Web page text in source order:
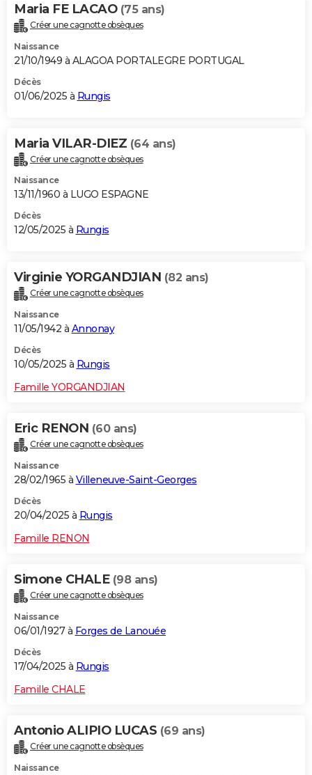
Maria FE LACAO (75 ans)
Créer une cagnotte obsèques
Naissance
21/10/1949 à ALAGOA PORTALEGRE PORTUGAL
Décès
01/06/2025 à Rungis
Maria VILAR-DIEZ (64 ans)
Créer une cagnotte obsèques
Naissance
13/11/1960 à LUGO ESPAGNE
Décès
12/05/2025 à Rungis
Virginie YORGANDJIAN (82 ans)
Créer une cagnotte obsèques
Naissance
11/05/1942 à Annonay
Décès
10/05/2025 à Rungis
Famille YORGANDJIAN
Eric RENON (60 ans)
Créer une cagnotte obsèques
Naissance
28/02/1965 à Villeneuve-Saint-Georges
Décès
20/04/2025 à Rungis
Famille RENON
Simone CHALE (98 ans)
Créer une cagnotte obsèques
Naissance
06/01/1927 à Forges de Lanouée
Décès
17/04/2025 à Rungis
Famille CHALE
Antonio ALIPIO LUCAS (69 ans)
Créer une cagnotte obsèques
Naissance